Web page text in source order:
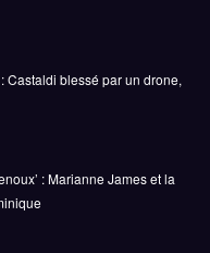
Castaldi blessé par un drone,
: Marianne James et la